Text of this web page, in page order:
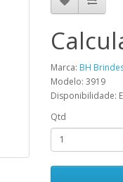
Marca: BH
Modelo: 3919
Disponibilidade:
Qtd